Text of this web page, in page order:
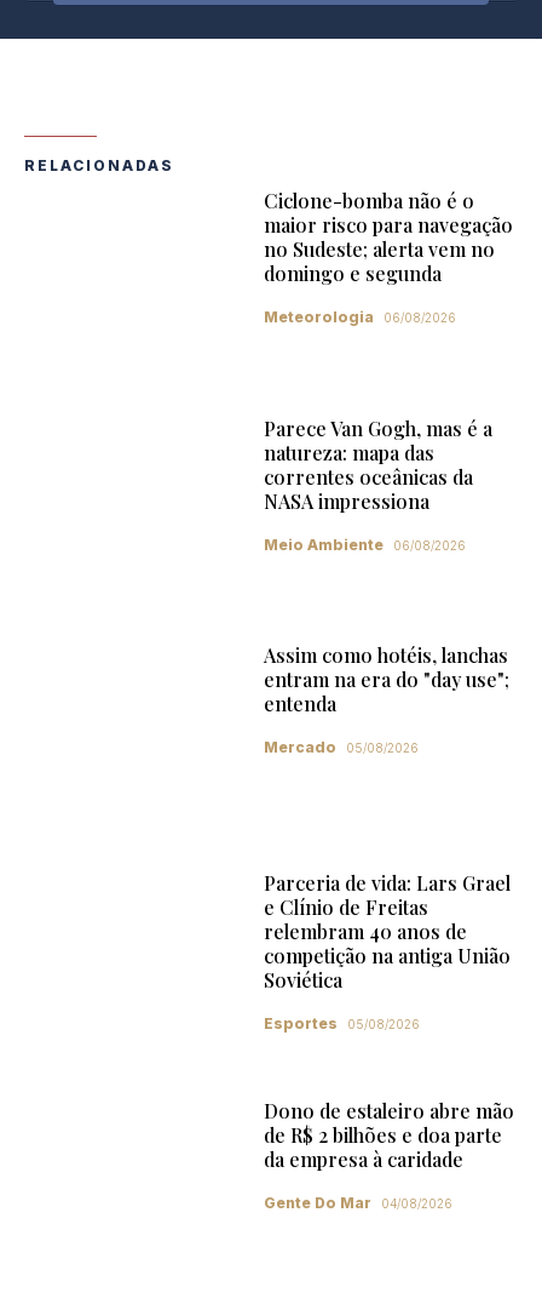
RELACIONADAS
Ciclone-bomba não é o
maior risco para navegação
no Sudeste; alerta vem no
domingo e segunda
Meteorologia 06/08/2026
Parece Van Gogh, mas é a
natureza: mapa das
correntes oceânicas da
NASA impressiona
Meio Ambiente 06/08/2026
Assim como hotéis, lanchas
entram na era do "day use";
entenda
Mercado 05/08/2026
Parceria de vida: Lars Grael
e Clínio de Freitas
relembram 40 anos de
competição na antiga União
Soviética
Esportes 05/08/2026
Dono de estaleiro abre mão
de R$ 2 bilhões e doa parte
da empresa à caridade
Gente Do Mar 04/08/2026